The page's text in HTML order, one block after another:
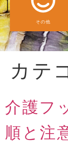
その他
カテ
介護フ
順と注